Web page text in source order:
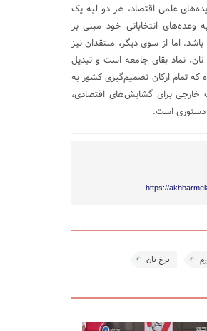
علمی اقتصاد، هر دو لبه یک
انتخاباتی خود مبنی بر
اما از سوی دیگر، منتقدان نیز
نماد بقای جامعه است و تبدیل
که تمام ارکان تصمیم‌گیری کشور به
خارجی برای گشایش‌های اقتصادی،
دستوری است.
https://
نرخ نان